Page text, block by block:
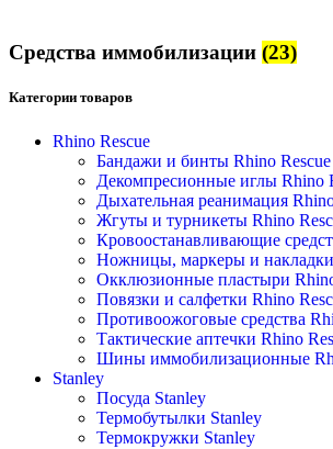
Средства иммобилизации (23)
Категории товаров
Rhino Rescue
Бандажи и бинты Rhino Rescue
Декомпресионные иглы Rhino
Дыхательная реанимация
Жгуты и турникеты Rhino
Кровоостанавливающие
Ножницы, маркеры и накладки
Окклюзионные пластыри
Повязки и салфетки Rhino
Противоожоговые средства
Тактические аптечки Rhino
Шины иммобилизационные
Stanley
Посуда Stanley
Термобутылки Stanley
Термокружки Stanley